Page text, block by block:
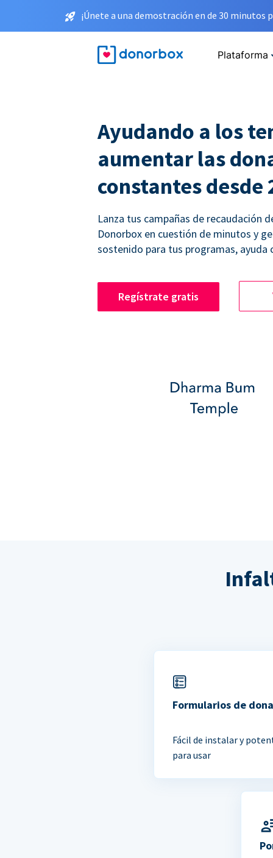
¡Únete a una demostración en de 30 minutos
Plataforma
Ayudando a los
aumentar las
constantes desde
Lanza tus campañas de recaudación
Donorbox en cuestión de minutos y
sostenido para tus programas, ayuda
Regístrate gratis
Formularios de
Fácil de instalar y
para usar